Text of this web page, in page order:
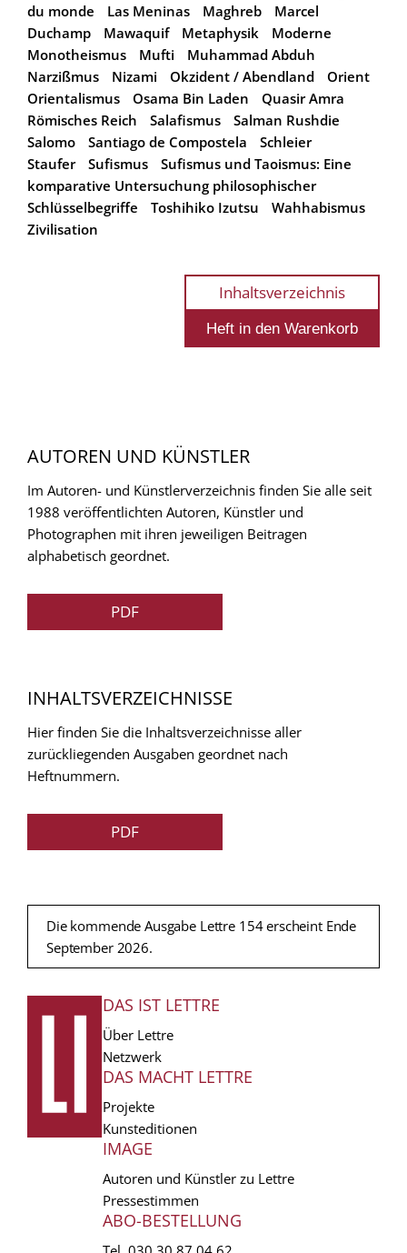
du monde
Las Meninas Maghreb
Marcel
Duchamp
Mawaquif Metaphysik
Moderne
Monotheismus
Mufti
Muhammad Abduh
Narzißmus
Nizami Okzident / Abendland
Orient
Orientalismus
Osama Bin Laden
Quasir Amra
Römisches Reich
Salafismus
Salman Rushdie
Salomo
Santiago de Compostela
Schleier
Staufer
Sufismus
Sufismus und Taoismus: Eine
komparative Untersuchung philosophischer
Schlüsselbegriffe
Toshihiko Izutsu
Wahhabismus
Zivilisation
Inhaltsverzeichnis
AUTOREN UND KÜNSTLER
Im Autoren- und Künstlerverzeichnis finden Sie alle seit
1988 veröffentlichten Autoren, Künstler und
Photographen mit ihren jeweiligen Beitragen
alphabetisch geordnet.
PDF
INHALTSVERZEICHNISSE
Hier finden Sie die Inhaltsverzeichnisse aller
zurückliegenden Ausgaben geordnet nach
Heftnummern.
PDF
Die kommende Ausgabe Lettre 154 erscheint Ende
September 2026.
FUSSZEILE
DAS IST LETTRE
Über Lettre
Netzwerk
DAS MACHT LETTRE
Projekte
Kunsteditionen
IMAGE
Autoren und Künstler zu Lettre
Pressestimmen
ABO-BESTELLUNG